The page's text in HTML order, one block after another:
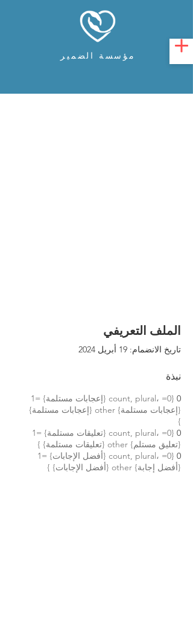
مؤسسة الضمير
الملف التعريفي
تاريخ الانضمام: 19 أبريل 2024
نبذة
0
{count, plural، =0 {إعجابات مستلمة} =1
{إعجابات مستلمة} other {إعجابات مستلمة}
}
0
{count, plural، =0 {تعليقات مستلمة} =1
{تعليق مستلم} other {تعليقات مستلمة} }
0
{count, plural، =0 {أفضل الإجابات} =1
{أفضل إجابة} other {أفضل الإجابات} }